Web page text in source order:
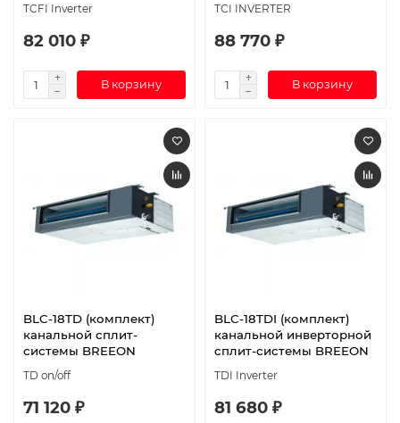
TCFI Inverter
82 010 ₽
В корзину
TCI INVERTER
88 770 ₽
В корзину
BLC-18TD (комплект)
канальной сплит-
системы BREEON
TD on/off
71 120 ₽
BLC-18TDI (комплект)
канальной инверторной
сплит-системы BREEON
TDI Inverter
81 680 ₽